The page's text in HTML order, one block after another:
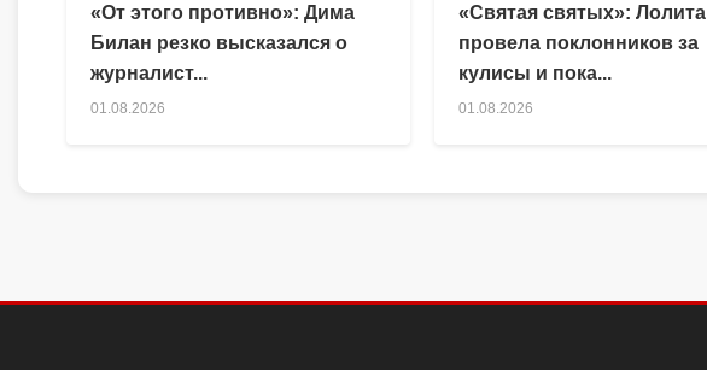
«От этого противно»: Дима
Билан резко высказался о
журналист...
01.08.2026
«Святая святых»: Лолита
провела поклонников за
кулисы и пока...
01.08.2026